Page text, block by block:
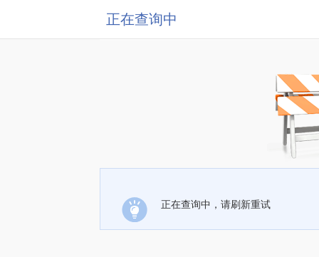
正在查询中
正在查询中，请刷新重试